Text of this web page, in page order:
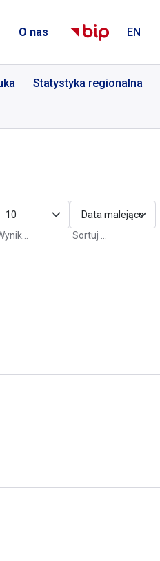
O nas EN
Statystyka regionalna
Wyniki na stronę